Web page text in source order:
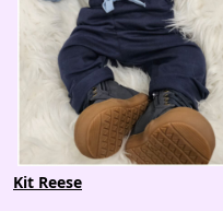
Kit Reese